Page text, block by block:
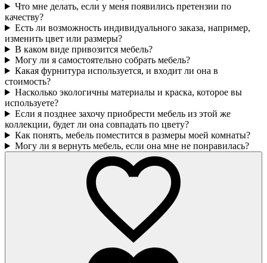
Что мне делать, если у меня появились претензии по
качеству?
Есть ли возможность индивидуального заказа, например,
изменить цвет или размеры?
В каком виде привозится мебель?
Могу ли я самостоятельно собрать мебель?
Какая фурнитура используется, и входит ли она в
стоимость?
Насколько экологичны материалы и краска, которое вы
используете?
Если я позднее захочу приобрести мебель из этой же
коллекции, будет ли она совпадать по цвету?
Как понять, мебель поместится в размеры моей комнаты?
Могу ли я вернуть мебель, если она мне не понравилась?